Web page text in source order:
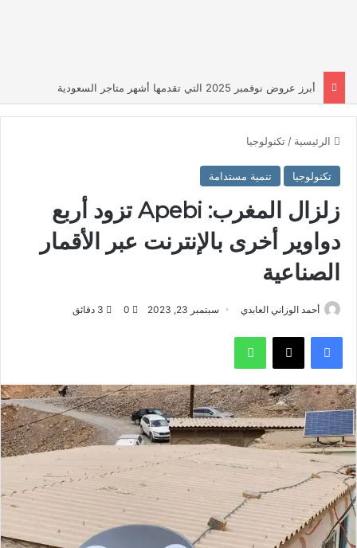
أبرز عروض نوفمبر 2025 التي تقدمها أشهر متاجر السعودية
الرئيسية /تكنولوجيا
تكنولوجيا تنمية مستدامة
زلزال المغرب: Apebi تزود أربع
دواوير أخرى بالإنترنت عبر الأقمار
الصناعية
أحمد الوزاني العابدي سبتمبر 23, 2023 0
فيسبوك ‫X واتساب